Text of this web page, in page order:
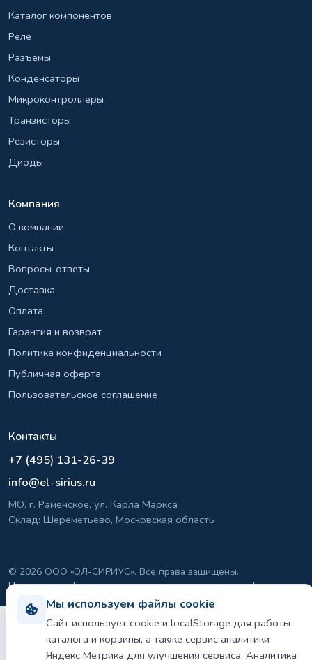
Мы используем файлы cookie
Сайт использует cookie и localStorage для работы
каталога и корзины, а также сервис аналитики
Яндекс.Метрика для улучшения сервиса. Аналитика
Каталог компонентов
Реле
Разъёмы
Конденсаторы
Микроконтроллеры
Транзисторы
Резисторы
Диоды
Компания
О компании
Контакты
Вопросы-ответы
Доставка
Оплата
Гарантия и возврат
Политика конфиденциальности
Публичная оферта
Пользовательское соглашение
Контакты
+7 (495) 131-26-39
info@el-sirius.ru
МО, г. Раменское, ул. Карла Маркса
Склад: Шереметьево, Московская область
© 2026 ООО «ЭЛ-СИРИУС». Все права защищены.
Политика конфиденциальности и использования cookie